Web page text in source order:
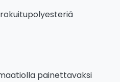
painettavaksi